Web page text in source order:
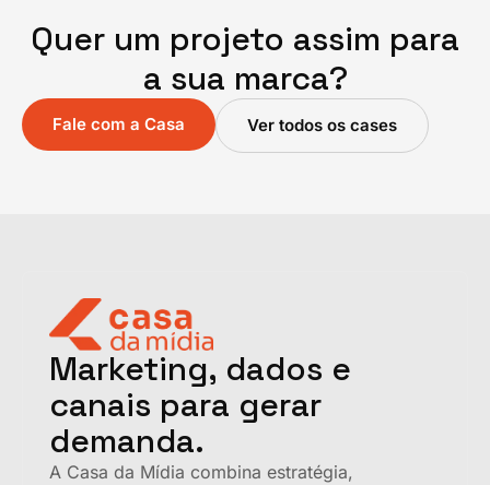
Quer um projeto assim para
a sua marca?
Fale com a Casa Ver todos os cases
Marketing, dados e
canais para gerar
demanda.
A Casa da Mídia combina estratégia,